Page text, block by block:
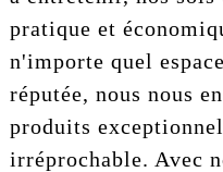
pratique et
n'importe quel
réputée, nous nous
produits
irréprochable. Avec